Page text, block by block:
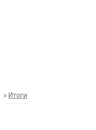
» Итоги